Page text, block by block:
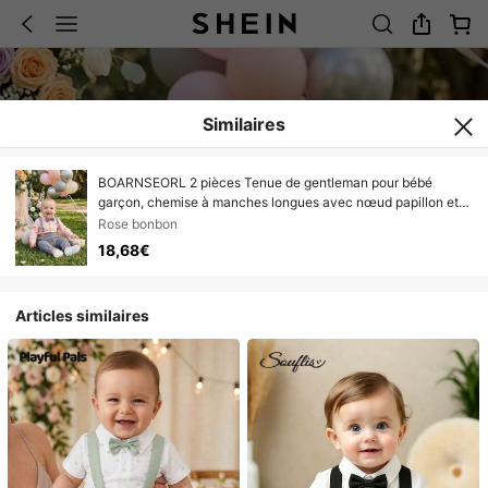
Similaires
BOARNSEORL 2 pièces Tenue de gentleman pour bébé
garçon, chemise à manches longues avec nœud papillon et
salopette, mode et convient pour l'anniversaire, l'événement,
l'extérieur, le mariage
Rose bonbon
18,68€
Articles similaires